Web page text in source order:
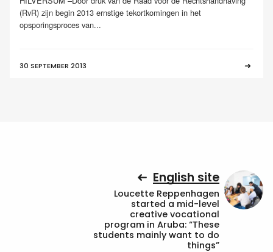
(RvR) zijn begin 2013 ernstige tekortkomingen in het
opsporingsproces van...
30 SEPTEMBER 2013
English site
Loucette Reppenhagen
started a mid-level
creative vocational
program in Aruba: “These
students mainly want to do
things”